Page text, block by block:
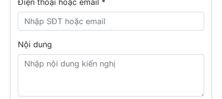
Điện thoại hoặc email *
Nội dung